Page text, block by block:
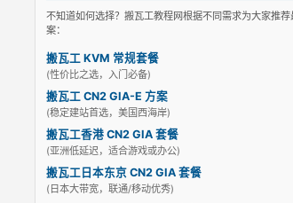
不知道如何选择？搬瓦工教程网根据不同需求为大家推
案：
搬瓦工 KVM 常规套餐
(性价比之选，入门必备)
搬瓦工 CN2 GIA-E 方案
(稳定建站首选，美国西海岸)
搬瓦工香港 CN2 GIA 套餐
(亚洲低延迟，适合游戏或办公)
搬瓦工日本东京 CN2 GIA 套餐
(日本大带宽，联通/移动优秀)